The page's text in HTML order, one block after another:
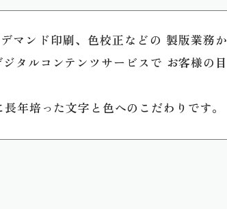
マンド印刷、色校正などの 製版業務か
タルコンテンツサービスで お客様の目
年培った文字と色へのこだわりです。